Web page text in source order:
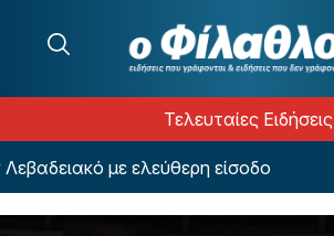
Τελευταίες Ειδήσεις
με ελεύθερη είσοδο